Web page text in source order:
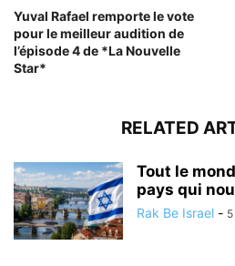
Yuval Rafael remporte le vote
pour le meilleur audition de
l’épisode 4 de *La Nouvelle
Star*
RELATED
Tout le
pays qui
Rak Be Israel -